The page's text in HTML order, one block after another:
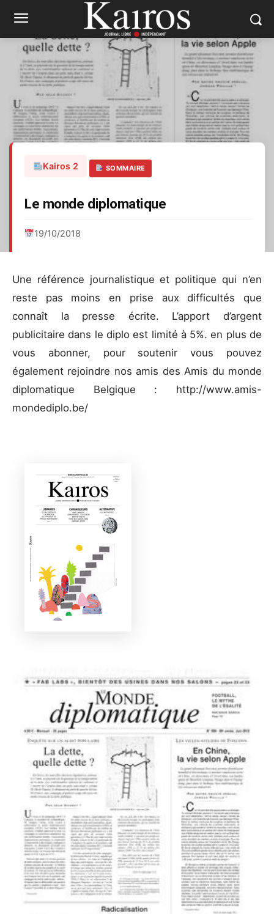
Kairos 2 SOMMAIRE
Le monde diplomatique
19/10/2018
Une référence journalistique et politique qui n’en
reste pas moins en prise aux difficultés que
connaît la presse écrite. L’apport d’argent
publicitaire dans le diplo est limité à 5%. en plus de
vous abonner, pour soutenir vous pouvez
également rejoindre nos amis des Amis du monde
diplomatique Belgique : http://www.amis-
mondediplo.be/